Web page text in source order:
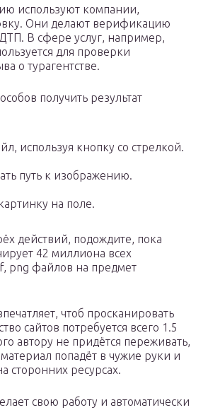
используют компании,
Они делают верификацию
В сфере услуг, например,
для проверки
о турагентстве.
получить результат
используя кнопку со стрелкой.
путь к изображению.
на поле.
действий, подождите, пока
42 миллиона всех
png файлов на предмет
чтоб просканировать
сайтов потребуется всего 1.5
автору не придётся переживать,
попадёт в чужие руки и
сторонних ресурсах.
свою работу и автоматически